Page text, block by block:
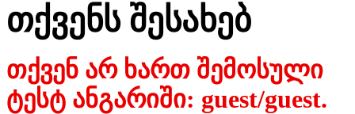
თქვენს შესახებ
თქვენ არ ხართ შემოსული
ტესტ ანგარიში: guest/guest.